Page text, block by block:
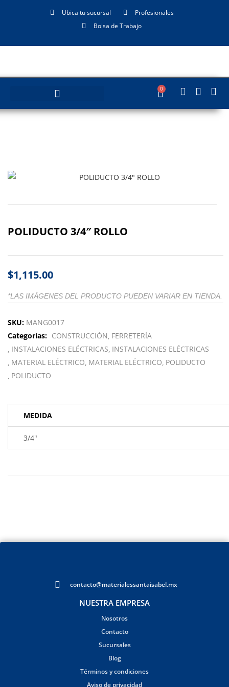
Ubica tu sucursal
Profesionales
Bolsa de Trabajo
0
POLIDUCTO 3/4″ ROLLO
$1,115.00
*LAS IMÁGENES DEL PRODUCTO PUEDEN VARIAR EN TIENDA.
SKU: MANG0017
Categorías: CONSTRUCCIÓN FERRETERÍA
INSTALACIONES ELÉCTRICAS INSTALACIONES ELÉCTRICAS
MATERIAL ELÉCTRICO MATERIAL ELÉCTRICO POLIDUCTO
POLIDUCTO
MEDIDA
3/4"
contacto@materialessantaisabel.mx
NUESTRA EMPRESA
Nosotros
Contacto
Sucursales
Blog
Términos y condiciones
Aviso de privacidad